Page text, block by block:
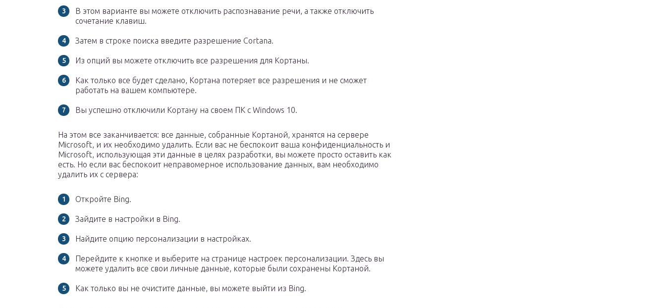
В этом варианте вы можете отключить распознавание речи, а также отключить
сочетание клавиш.
Затем в строке поиска введите разрешение Cortana.
Из опций вы можете отключить все разрешения для Кортаны.
Как только все будет сделано, Кортана потеряет все разрешения и не сможет
работать на вашем компьютере.
Вы успешно отключили Кортану на своем ПК с Windows 10.
На этом все заканчивается: все данные, собранные Кортаной, хранятся на сервере
Microsoft, и их необходимо удалить. Если вас не беспокоит ваша конфиденциальность и
Microsoft, использующая эти данные в целях разработки, вы можете просто оставить как
есть. Но если вас беспокоит неправомерное использование данных, вам необходимо
удалить их с сервера:
Откройте Bing.
Зайдите в настройки в Bing.
Найдите опцию персонализации в настройках.
Перейдите к кнопке и выберите на странице настроек персонализации. Здесь вы
можете удалить все свои личные данные, которые были сохранены Кортаной.
Как только вы не очистите данные, вы можете выйти из Bing.